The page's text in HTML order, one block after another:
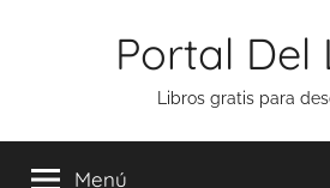
Portal Del
Libros gratis para
Menú